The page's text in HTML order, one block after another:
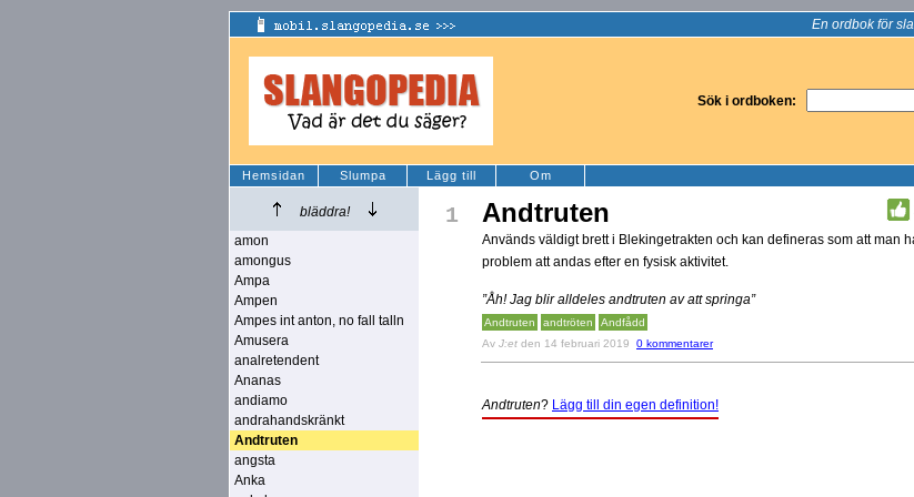
En ordbok för
Sök i ordboken:
Hemsidan Slumpa Lägg till Om
bläddra!
amon
amongus
Ampa
Ampen
Ampes int anton, no fall talln
Amusera
analretendent
Ananas
andiamo
andrahandskränkt
Andtruten
angsta
Anka
1 Andtruten
Används väldigt brett i Blekingetrakten och kan defineras som att man
problem att andas efter en fysisk aktivitet.
”Åh! Jag blir alldeles andtruten av att springa”
Andtruten andtröten
Andfådd
Av J:et den 14 februari 2019 0 kommentarer
Andtruten? Lägg till din egen definition!